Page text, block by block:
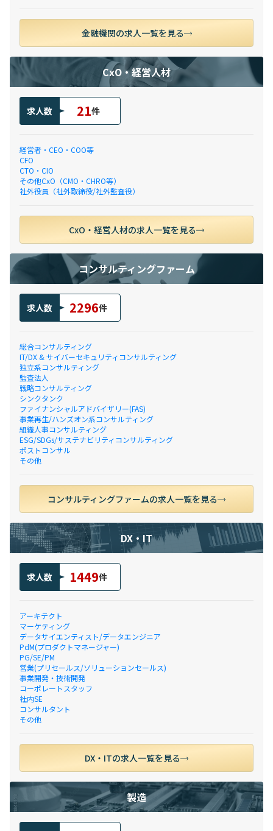
金融機関の求人一覧を見る
CxO・経営人材
求人数 21件
経営者・CEO・COO等
CFO
CTO・CIO
その他CxO（CMO・CHRO等）
社外役員（社外取締役/社外監査役）
CxO・経営人材の求人一覧を見る
コンサルティングファーム
求人数 2296件
総合コンサルティング
IT/DX & サイバーセキュリティコンサルティング
独立系コンサルティング
監査法人
戦略コンサルティング
シンクタンク
ファイナンシャルアドバイザリー(FAS)
事業再生/ハンズオン系コンサルティング
組織人事コンサルティング
ESG/SDGs/サステナビリティコンサルティング
ポストコンサル
その他
コンサルティングファームの求人一覧を見る
DX・IT
求人数 1449件
アーキテクト
マーケティング
データサイエンティスト/データエンジニア
PdM(プロダクトマネージャー)
PG/SE/PM
営業(プリセールス/ソリューションセールス)
事業開発・技術開発
コーポレートスタッフ
社内SE
コンサルタント
その他
DX・ITの求人一覧を見る
製造